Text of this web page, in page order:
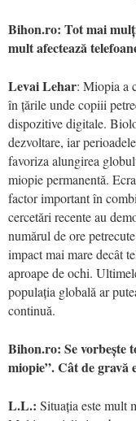
Bihon.ro: Tot mai
mult afectează
Levai Lehar: Miopia a
în țările unde copiii
dispozitive digitale.
dezvoltare, iar
favoriza alungirea
miopie permanentă.
factor important în
cercetări recente au
numărul de ore
impact mai mare decât
aproape de ochi.
populația globală ar
continuă.
Bihon.ro: Se vorbește
miopie”. Cât de gravă
L.L.: Situația este mult